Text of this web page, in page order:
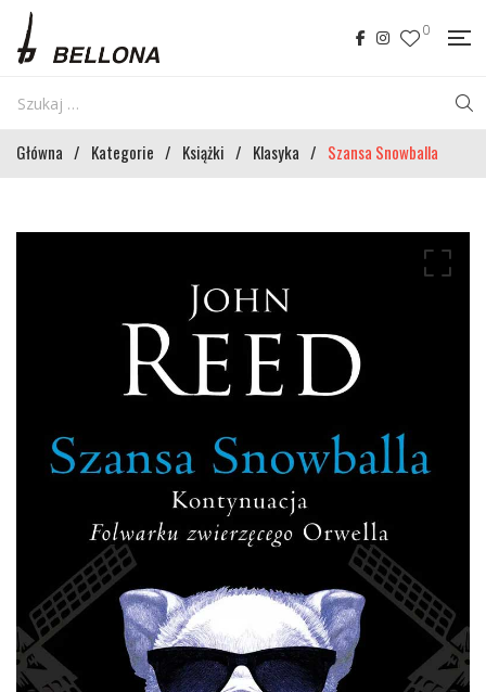
0
Główna / Kategorie / Książki / Klasyka / Szansa Snowballa